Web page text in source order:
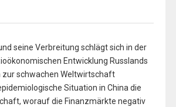
seine Verbreitung schlägt sich in der
Entwicklung Russlands
zur schwachen Weltwirtschaft
Situation in China die
worauf die Finanzmärkte negativ